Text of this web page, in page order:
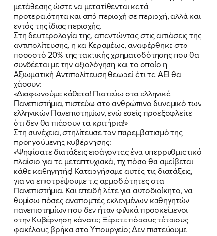
ΠΟΙΑ ΕΙΜΑΙ
ΕΡΓΟ
ΕΚΔΗΛΩΣΕΙΣ
ΝΕΑ
ΕΛΑ ΚΙ ΕΣΥ
FB IN TW YT LN VB TIKTOK
μετάθεσης ώστε να μετατίθενται κατά
προτεραιότητα και από περιοχή σε περιοχή, αλλά και
εντός της ίδιας περιοχής.
Στη δευτερολογία της, απαντώντας στις αιτιάσεις της
αντιπολίτευσης, η κα Κεραμέως, αναφέρθηκε στο
ποσοστό 20% της τακτικής χρηματοδότησης που θα
συνδέεται με την αξιολόγηση και το οποίο η
Αξιωματική Αντιπολίτευση θεωρεί ότι τα ΑΕΙ θα
χάσουν:
«Διαφωνούμε κάθετα! Πιστεύω στα ελληνικά
Πανεπιστήμια, πιστεύω στο ανθρώπινο δυναμικό των
ελληνικών Πανεπιστημίων, ενώ εσείς προεξοφλείτε
ότι δεν θα πιάσουν τα κριτήρια!»
Στη συνέχεια, στηλίτευσε τον παρεμβατισμό της
προηγούμενης κυβέρνησης:
«Ψηφίσατε διατάξεις εισάγοντας ένα υπερρυθμιστικό
πλαίσιο για τα μεταπτυχιακά, πχ πόσο θα αμείβεται
κάθε καθηγητής! Καταργήσαμε αυτές τις διατάξεις,
για να επιστρέψουμε τις αρμοδιότητες στα
Πανεπιστήμια. Και επειδή λέτε για αυτοδιοίκητο, να
θυμίσω πόσες αναπομπές εκλεγμένων καθηγητών
πανεπιστημίων που δεν ήταν φιλικά προσκείμενοι
στην Κυβέρνηση κάνατε; Ξέρετε πόσους τέτοιους
φακέλους βρήκα στο Υπουργείο; Δεν πιστεύουμε